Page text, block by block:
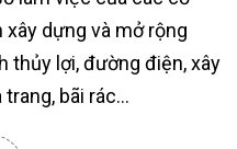
dựng và mở rộng
thủy lợi, đường điện, xây
trang, bãi rác…